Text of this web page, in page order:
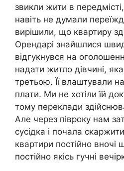
звикли жити в
навіть не думали
вирішили, що квартиру
Орендарі знайшлися
відгукнувся на
надати житло дівчині,
третьою. Її влаштували
плати. Ми не хотіли їй
тому переклади
Але через півроку нам
сусідка і почала
квартири постійно
постійно якісь гучні